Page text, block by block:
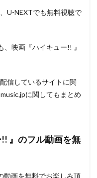
U-NEXTでも無料視聴で
、映画『ハイキュー!! 』
信しているサイトに関
に関してもまとめ
』のフル動画を無
動画を無料でお楽しみ頂